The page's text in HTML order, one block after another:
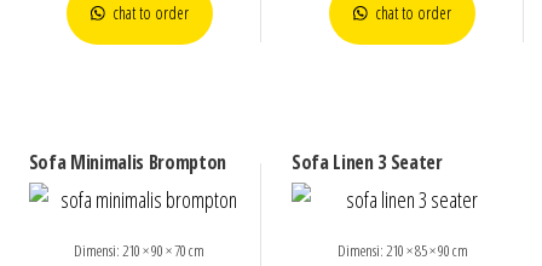
chat to order chat to order
Sofa Minimalis Brompton
Dimensi: 210 × 90 × 70 cm
Sofa Linen 3 Seater
Dimensi: 210 × 85 × 90 cm